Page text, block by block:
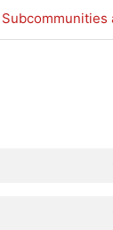
Subcommunities